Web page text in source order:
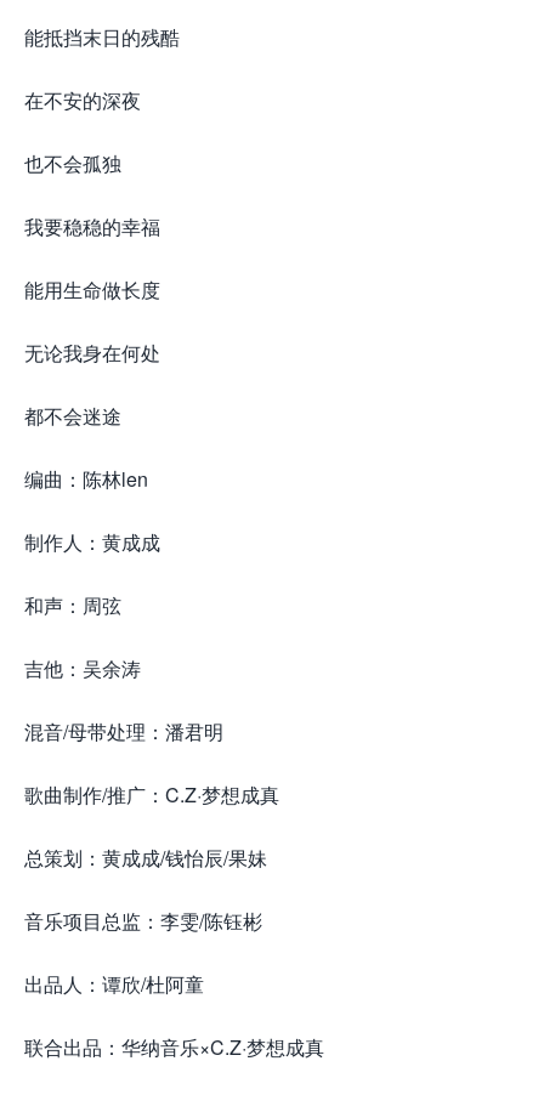
能抵挡末日的残酷
在不安的深夜
也不会孤独
我要稳稳的幸福
能用生命做长度
无论我身在何处
都不会迷途
编曲：陈林len
制作人：黄成成
和声：周弦
吉他：吴余涛
混音/母带处理：潘君明
歌曲制作/推广：C.Z·梦想成真
总策划：黄成成/钱怡辰/果妹
音乐项目总监：李雯/陈钰彬
出品人：谭欣/杜阿童
联合出品：华纳音乐×C.Z·梦想成真